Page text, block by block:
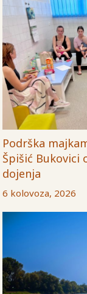
Podrška
Špišić Bukovici
dojenja
6 kolovoza, 2026